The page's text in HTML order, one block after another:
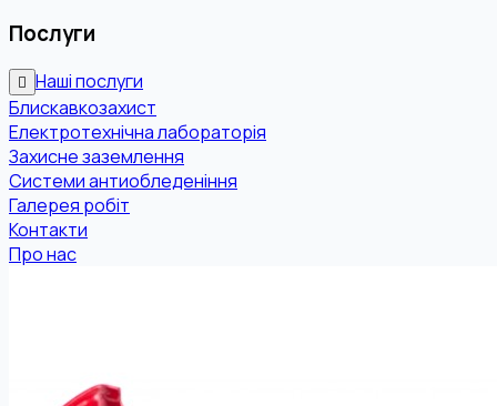
Послуги
Наші послуги
Блискавкозахист
Електротехнічна лабораторія
Захисне заземлення
Системи антиобледеніння
Галерея робіт
Контакти
Про нас